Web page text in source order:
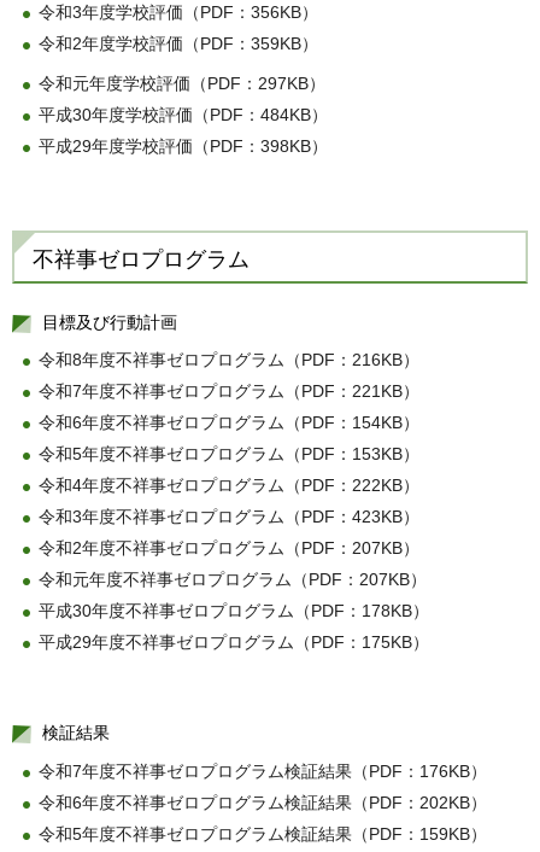
令和3年度学校評価（PDF：356KB）
令和2年度学校評価（PDF：359KB）
令和元年度学校評価（PDF：297KB）
平成30年度学校評価（PDF：484KB）
平成29年度学校評価（PDF：398KB）
不祥事ゼロプログラム
目標及び行動計画
令和8年度不祥事ゼロプログラム（PDF：216KB）
令和7年度不祥事ゼロプログラム（PDF：221KB）
令和6年度不祥事ゼロプログラム（PDF：154KB）
令和5年度不祥事ゼロプログラム（PDF：153KB）
令和4年度不祥事ゼロプログラム（PDF：222KB）
令和3年度不祥事ゼロプログラム（PDF：423KB）
令和2年度不祥事ゼロプログラム（PDF：207KB）
令和元年度不祥事ゼロプログラム（PDF：207KB）
平成30年度不祥事ゼロプログラム（PDF：178KB）
平成29年度不祥事ゼロプログラム（PDF：175KB）
検証結果
令和7年度不祥事ゼロプログラム検証結果（PDF：176KB）
令和6年度不祥事ゼロプログラム検証結果（PDF：202KB）
令和5年度不祥事ゼロプログラム検証結果（PDF：159KB）